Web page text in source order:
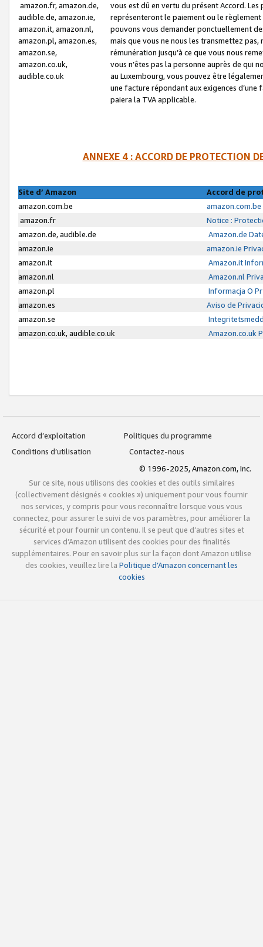
amazon.fr, amazon.de,
audible.de, amazon.ie,
amazon.it, amazon.nl,
amazon.pl, amazon.es,
amazon.se,
amazon.co.uk,
audible.co.uk
vous est dû en vertu du présent Accord.
représenteront le paiement ou le
pouvons vous demander ponctuellement
mais que vous ne nous les transmettez
rémunération jusqu’à ce que vous nous
vous n’êtes pas la personne auprès de qui
au Luxembourg, vous pouvez être
une facture répondant aux exigences
paiera la TVA applicable.
ANNEXE 4 : ACCORD DE PROTECTION
Site d’ Amazon
Accord de
amazon.com.be
amazon.fr
Notice :
amazon.de, audible.de
Amazon.de
amazon.ie
amazon.ie
amazon.it
Amazon.it
amazon.nl
Amazon.nl
amazon.pl
Informacja O
amazon.es
Aviso de
amazon.se
amazon.co.uk, audible.co.uk
Amazon.co.uk
Accord d’exploitation
Politiques du programme
Conditions d’utilisation
Contactez-nous
© 1996-2025, Amazon.com, Inc.
Sur ce site, nous utilisons des cookies et des outils similaires
(collectivement désignés « cookies ») uniquement pour vous fournir
nos services, y compris pour vous reconnaître lorsque vous vous
connectez, pour assurer le suivi de vos paramètres, pour améliorer la
sécurité et pour fournir un contenu. Il se peut que d’autres sites et
services d’Amazon utilisent des cookies pour des finalités
supplémentaires. Pour en savoir plus sur la façon dont Amazon utilise
des cookies, veuillez lire la Politique d’Amazon concernant les
cookies